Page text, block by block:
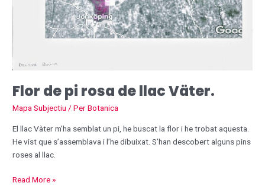
Flor de pi rosa de llac Väter.
Mapa Subjectiu / PerBotanica
El llac Vàter m’ha semblat un pi, he buscat la flor i he trobat aquesta.
He vist que s’assemblava i l’he dibuixat. S’han descobert alguns pins
roses al llac.
Read More »